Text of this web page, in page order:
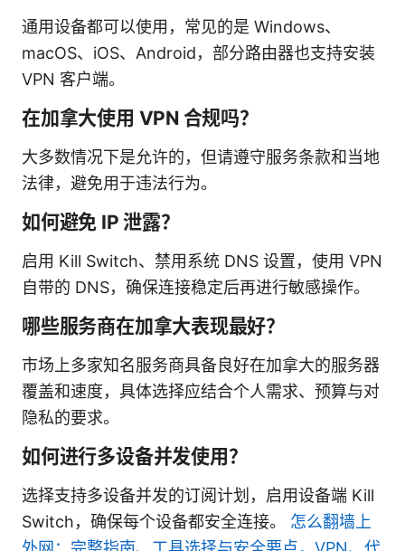
通用设备都可以使用，常见的是 Windows、
macOS、iOS、Android，部分路由器也支持安装
VPN 客户端。
在加拿大使用 VPN 合规吗？
大多数情况下是允许的，但请遵守服务条款和当地
法律，避免用于违法行为。
如何避免 IP 泄露？
启用 Kill Switch、禁用系统 DNS 设置，使用 VPN
自带的 DNS，确保连接稳定后再进行敏感操作。
哪些服务商在加拿大表现最好？
市场上多家知名服务商具备良好在加拿大的服务器
覆盖和速度，具体选择应结合个人需求、预算与对
隐私的要求。
如何进行多设备并发使用？
选择支持多设备并发的订阅计划，启用设备端 Kill
Switch，确保每个设备都安全连接。 怎么翻墙上